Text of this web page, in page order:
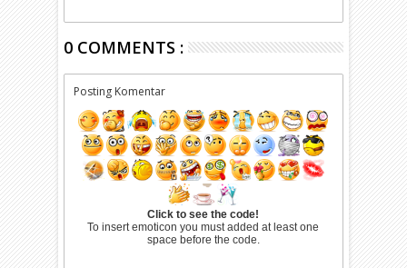
0 COMMENTS :
Posting Komentar
Click to see the code!
To insert emoticon you must added at least one
space before the code.